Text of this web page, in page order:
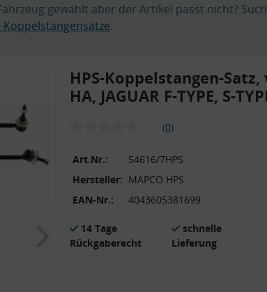
gewählt aber der Artikel passt nicht?
Koppelstangensätze.
HPS-Koppelstangen-
HA, JAGUAR F-TYPE, S-
(0)
Art.Nr.:
54616/7HPS
Hersteller: MAPCO HPS
EAN-Nr.:
4043605381699
14 Tage
Rückgaberecht
schnelle
Lieferung